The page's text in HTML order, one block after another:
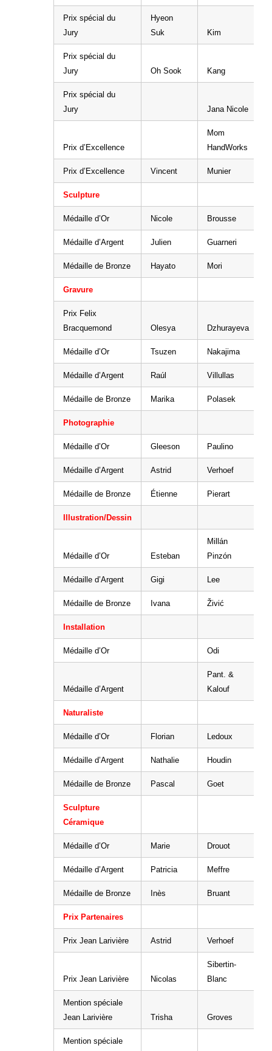
Prix spécial du
Jury
Hyeon
Suk
Kim
Prix spécial du
Jury
Oh Sook Kang
Prix spécial du
Jury
Jana Nicole
Prix d’Excellence
Mom
HandWorks
Prix d’Excellence Vincent Munier
Sculpture
Médaille d’Or Nicole Brousse
Médaille d’Argent Julien Guarneri
Médaille de Bronze Hayato Mori
Gravure
Prix Felix
Bracquemond
Olesya Dzhurayeva
Médaille d’Or Tsuzen Nakajima
Médaille d’Argent Raúl Villullas
Médaille de Bronze Marika Polasek
Photographie
Médaille d’Or Gleeson Paulino
Médaille d’Argent Astrid Verhoef
Médaille de Bronze Étienne Pierart
Illustration/Dessin
Médaille d’Or Esteban
Millán
Pinzón
Médaille d’Argent Gigi Lee
Médaille de Bronze Ivana Živić
Installation
Médaille d’Or Odi
Médaille d’Argent
Pant. &
Kalouf
Naturaliste
Médaille d’Or Florian Ledoux
Médaille d’Argent Nathalie Houdin
Médaille de Bronze Pascal Goet
Sculpture
Céramique
Médaille d’Or Marie Drouot
Médaille d’Argent Patricia Meffre
Médaille de Bronze Inès Bruant
Prix Partenaires
Prix Jean Larivière Astrid Verhoef
Prix Jean Larivière Nicolas
Sibertin-
Blanc
Mention spéciale
Jean Larivière
Trisha Groves
Mention spéciale